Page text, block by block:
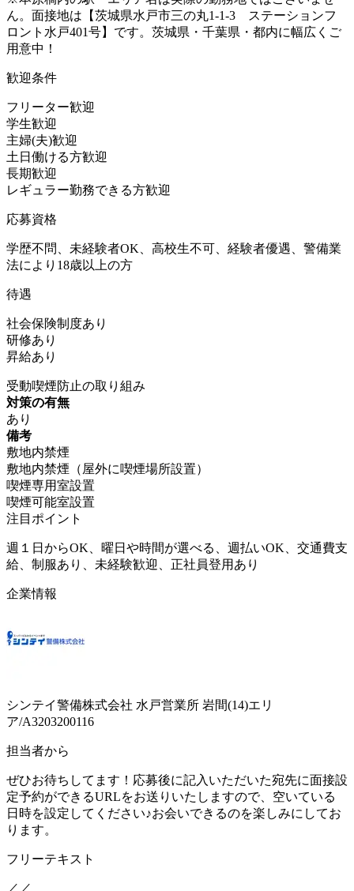
ん。面接地は【茨城県水戸市三の丸1-1-3 ステーションフ
ロント水戸401号】です。茨城県・千葉県・都内に幅広くご
用意中！
歓迎条件
フリーター歓迎
学生歓迎
主婦(夫)歓迎
土日働ける方歓迎
長期歓迎
レギュラー勤務できる方歓迎
応募資格
学歴不問、未経験者OK、高校生不可、経験者優遇、警備業
法により18歳以上の方
待遇
社会保険制度あり
研修あり
昇給あり
受動喫煙防止の取り組み
対策の有無
あり
備考
敷地内禁煙
敷地内禁煙（屋外に喫煙場所設置）
喫煙専用室設置
喫煙可能室設置
注目ポイント
週１日からOK、曜日や時間が選べる、週払いOK、交通費支
給、制服あり、未経験歓迎、正社員登用あり
企業情報
シンテイ警備株式会社 水戸営業所 岩間(14)エリ
ア/A3203200116
担当者から
ぜひお待ちしてます！応募後に記入いただいた宛先に面接設
定予約ができるURLをお送りいたしますので、空いている
日時を設定してください♪お会いできるのを楽しみにしてお
ります。
フリーテキスト
／／